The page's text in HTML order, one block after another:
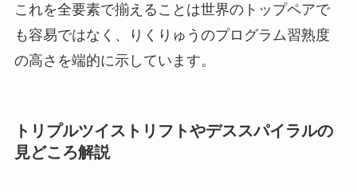
これを全要素で揃えることは世界のトップペアで
も容易ではなく、りくりゅうのプログラム習熟度
の高さを端的に示しています。
トリプルツイストリフトやデススパイラルの
見どころ解説